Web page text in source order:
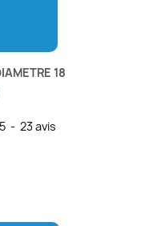
18
5 - 23avis